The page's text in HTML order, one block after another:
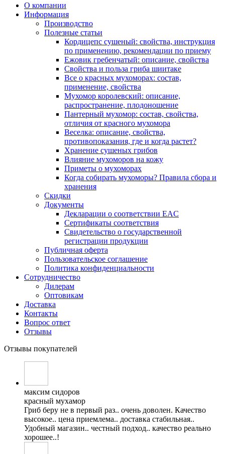
О компании
Информация
Производство
Полезные статьи
Кордицепс сушеный: свойства, инструкция
по применению, рекомендации по приему
Ежовик гребенчатый: описание, свойства
Свойства и польза гриба шиитаке
Все о красных мухоморах: состав,
применение, свойства
Мухомор королевский: описание,
распространение, плодоношение
Пантерный мухомор: состав, свойства,
отличия от красного мухомора
Веселка: описание, свойства,
противопоказания, где и когда растет?
Хранение сушеных грибов
Влияние мухоморов на кожу
Приметы о мухоморах
Когда собирать мухоморы? Правила сбора и
хранения
Скидки
Документы
Декларации о соответствии EAC
Сертификаты соответствия
Свидетельство о государственной
регистрации продукции
Публичная оферта
Пользовательское соглашение
Политика конфиденциальности
Сотрудничество
Дилерам
Оптовикам
Доставка
Контакты
Вопрос ответ
Отзывы
Отзывы покупателей
максим сидоров
красный мухамор
Гриб беру не в первый раз.. очень доволен. Качество
высокое.. цена приемлема.. доставка стабильная..
Удобный магазин.. честный подход.. качество реально
хорошее..!